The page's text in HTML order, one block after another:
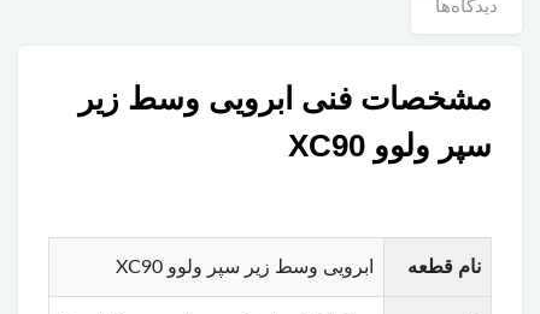
دیدگاه‌ها
مشخصات فنی ابرویی وسط زیر
سپر ولوو XC90
نام قطعه ابرویی وسط زیر سپر ولوو XC90